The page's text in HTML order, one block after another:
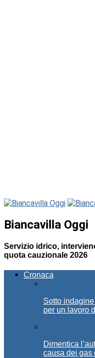
Biancavilla Oggi
Servizio idrico,
quota cauzionale 2026
Cronaca
Sotto
per un lavoro
Dimentica
causa dei gas